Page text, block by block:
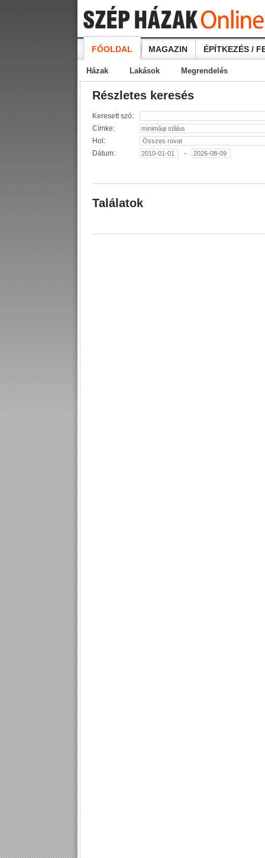
FŐOLDAL MAGAZIN ÉPÍTKEZÉS /
Házak Lakások Megrendelés
Részletes keresés
Keresett szó:
Címke:
Hol:
Dátum:
-
Találatok